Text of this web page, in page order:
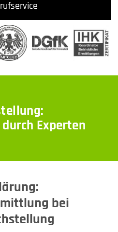
Experten
bei